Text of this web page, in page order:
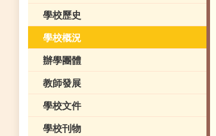
學校歷史
學校概況
辦學團體
教師發展
學校文件
學校刊物